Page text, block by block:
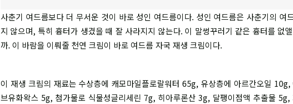
사춘기 여드름보다 더 무서운 것이 바로 성인 여드름이다. 성인 여드름은 사춘기의 여
지 않으며, 특히 흉터가 생겼을 때 잘 사라지지 않는다. 이 말썽꾸러기 같은 흉터를 없
까. 이 바람을 이뤄줄 천연 크림이 바로 여드름 자국 재생 크림이다.
이 재생 크림의 재료는 수상층에 캐모마일플로랄워터 65g, 유상층에 아르간오일
브유화왁스 5g, 첨가물로 식물성글리세린 7g, 히아루론산 3g, 달팽이점액 추출물